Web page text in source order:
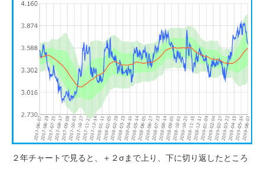
２年チャートで見ると、＋２σまで上り、下に切り返したところ